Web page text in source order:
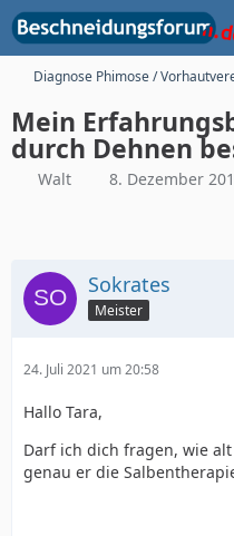
Diagnose Phimose /
Mein
durch Dehnen
Walt 8. Dezember
Sokrates
Meister
24. Juli 2021 um 20:58
Hallo Tara,
Darf ich dich fragen, wie
genau er die